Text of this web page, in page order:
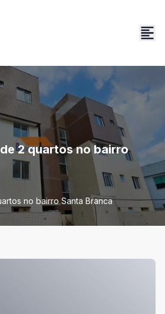
2 quartos no bairro
no bairro Santa Branca